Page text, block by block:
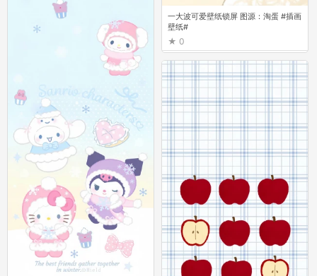
一大波可爱壁纸锁屏 图源：淘蛋 #插画
壁纸#
0